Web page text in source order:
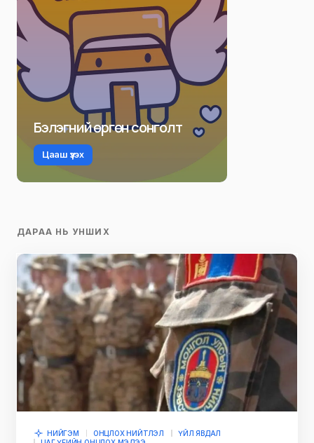
Бэлэгний өргөн сонголт
Цааш үзэх
ДАРАА НЬ УНШИХ
НИЙГЭМ ОНЦЛОХ НИЙТЛЭЛ
ҮЙЛ ЯВДАЛ